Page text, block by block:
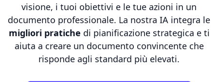
visione, i tuoi obiettivi e le tue azioni in un
documento professionale. La nostra IA integra le
migliori pratiche di pianificazione strategica e ti
aiuta a creare un documento convincente che
risponde agli standard più elevati.